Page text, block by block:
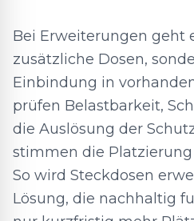
Bei Erweiterungen geht
zusätzliche Dosen,
Einbindung in
prüfen Belastbarkeit,
die Auslösung der
stimmen die
So wird Steckdosen
Lösung, die nachhaltig